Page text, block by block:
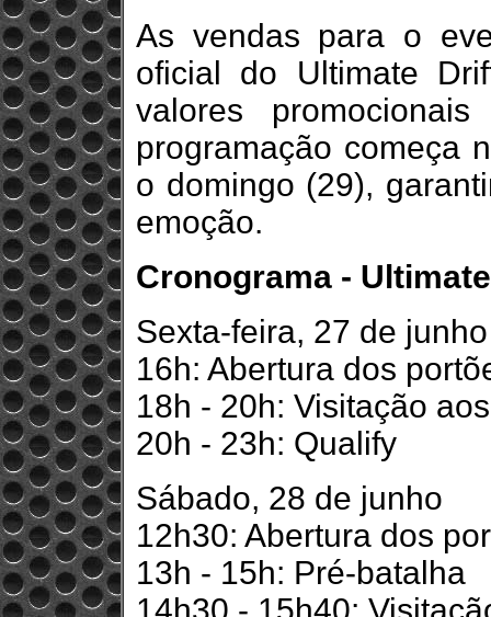
As vendas para o
oficial do Ultimate
valores
programação começa
o domingo (29),
emoção.
Cronograma -
Sexta-feira, 27 de junho
16h: Abertura dos
18h - 20h: Visitação
20h - 23h: Qualify
Sábado, 28 de junho
12h30: Abertura dos
13h - 15h: Pré-batalha